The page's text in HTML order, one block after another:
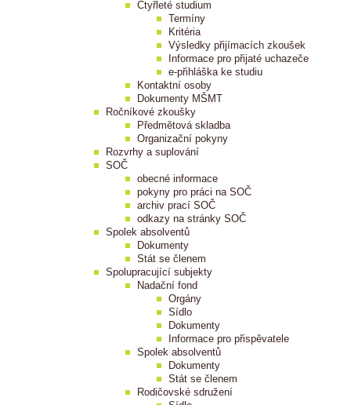
Čtyřleté studium
Termíny
Kritéria
Výsledky přijímacích zkoušek
Informace pro přijaté uchazeče
e-přihláška ke studiu
Kontaktní osoby
Dokumenty MŠMT
Ročníkové zkoušky
Předmětová skladba
Organizační pokyny
Rozvrhy a suplování
SOČ
obecné informace
pokyny pro práci na SOČ
archiv prací SOČ
odkazy na stránky SOČ
Spolek absolventů
Dokumenty
Stát se členem
Spolupracující subjekty
Nadační fond
Orgány
Sídlo
Dokumenty
Informace pro přispěvatele
Spolek absolventů
Dokumenty
Stát se členem
Rodičovské sdružení